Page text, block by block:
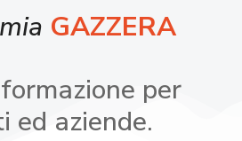
GAZZERA
per
ed aziende.